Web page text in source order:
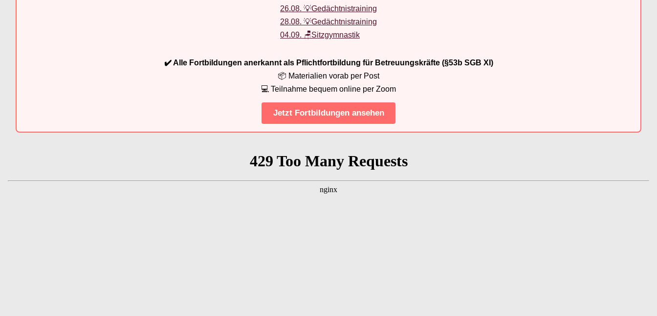
26.08. 💡Gedächtnistraining
28.08. 💡Gedächtnistraining
04.09. 🪑Sitzgymnastik
✔️ Alle Fortbildungen anerkannt als Pflichtfortbildung für Betreuungskräfte (§53b SGB XI)
📦 Materialien vorab per Post
💻 Teilnahme bequem online per Zoom
Jetzt Fortbildungen ansehen